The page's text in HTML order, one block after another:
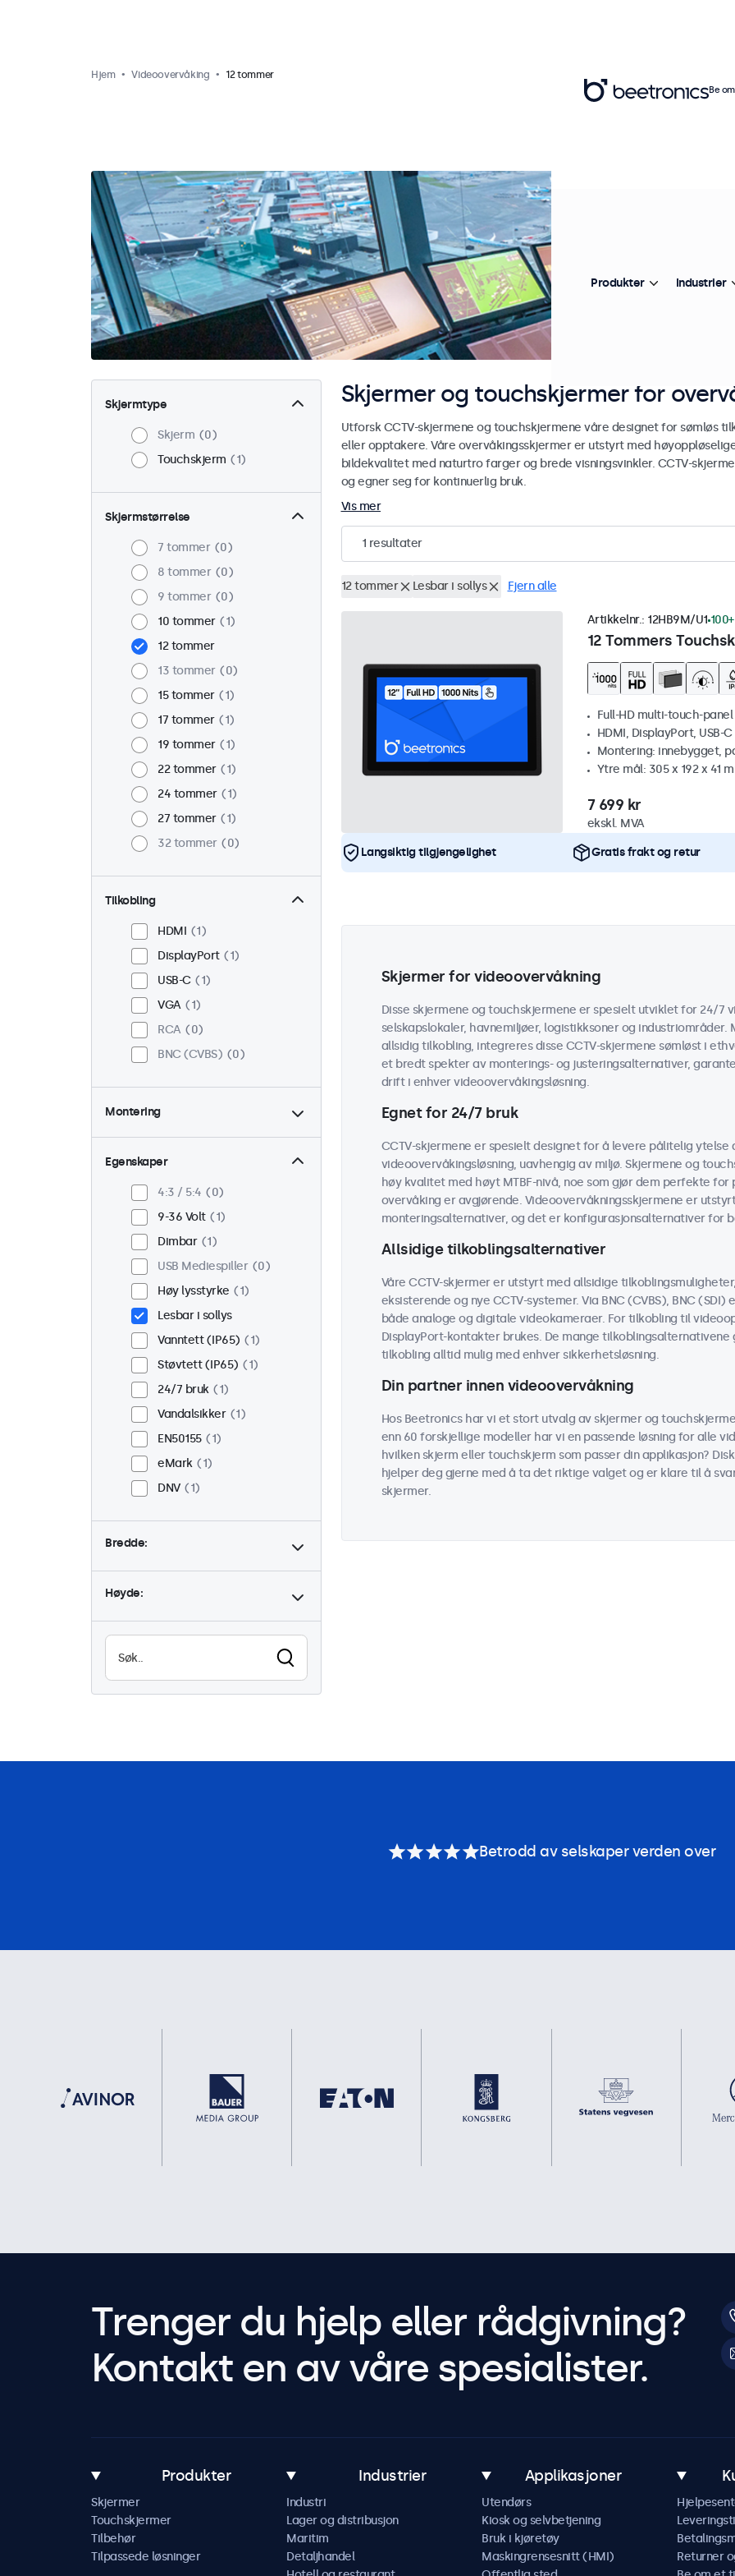
Hjem Videoovervåking 12 tommer
Skjermtype
Skjerm
0
Touchskjerm
1
Skjermstørrelse
7 tommer
0
8 tommer
0
9 tommer
0
10 tommer
1
12 tommer
13 tommer
0
15 tommer
1
17 tommer
1
19 tommer
1
22 tommer
1
24 tommer
1
27 tommer
1
32 tommer
0
Tilkobling
HDMI
1
DisplayPort
1
USB-C
1
VGA
1
RCA
0
BNC (CVBS)
0
Montering
Bord
0
Vegg
Panel montert
Innebygd
1
Rackmontering (19")
VESA 75 x 75
1
VESA 100 x 100
0
Egenskaper
4:3 / 5:4
0
9-36 Volt
1
Dimbar
1
USB Mediespiller
0
Høy lysstyrke
1
Lesbar i sollys
Vanntett (IP65)
1
Støvtett (IP65)
1
24/7 bruk
1
Vandalsikker
1
EN50155
1
eMark
1
DNV
1
Bredde:
Høyde:
Skjermer og touchskjermer for
Utforsk CCTV-skjermene og touchskjermene våre designet for sømløs
eller opptakere. Våre overvåkingsskjermer er utstyrt med
bildekvalitet med naturtro farger og brede visningsvinkler. CCTV-
og egner seg for kontinuerlig bruk.
Vis mer
1 resultater
12 tommer Lesbar i sollys Fjern alle
12 Tommers
Artikkelnr.: 12HB9M/U1
Full-HD multi-touch-
HDMI, DisplayPort, USB-
Montering: innebygget,
Ytre mål: 305 x 192 x 41
7 699 kr
ekskl. MVA
Langsiktig tilgjengelighet Gratis frakt og retur
Skjermer for videoovervåkning
Disse skjermene og touchskjermene er spesielt utviklet for 24/7
selskapslokaler, havnemiljøer, logistikksoner og
allsidig tilkobling, integreres disse CCTV-skjermene sømløst i
et bredt spekter av monterings- og justeringsalternativer,
drift i enhver videoovervåkingsløsning.
Egnet for 24/7 bruk
CCTV-skjermene er spesielt designet for å levere pålitelig ytelse
videoovervåkingsløsning, uavhengig av miljø. Skjermene og
høy kvalitet med høyt MTBF-nivå, noe som gjør dem perfekte
overvåking er avgjørende. Videoovervåkningsskjermene er
monteringsalternativer, og det er konfigurasjonsalternativer for
Allsidige tilkoblingsalternativer
Våre CCTV-skjermer er utstyrt med allsidige
eksisterende og nye CCTV-systemer. Via BNC (CVBS), BNC
både analoge og digitale videokameraer. For tilkobling til
DisplayPort-kontakter brukes. De mange
tilkobling alltid mulig med enhver sikkerhetsløsning.
Din partner innen videoovervåkning
Hos Beetronics har vi et stort utvalg av skjermer og
enn 60 forskjellige modeller har vi en passende løsning for alle
hvilken skjerm eller touchskjerm som passer din applikasjon?
hjelper deg gjerne med å ta det riktige valget og er klare til å
skjermer.
Be
Produkter Industrier
Betrodd av selskaper verden over
Trenger du hjelp eller rådgivning?
Kontakt en av våre spesialister.
Produkter
Skjermer
Touchskjermer
Tilbehør
Tilpassede løsninger
Industrier
Industri
Lager og distribusjon
Maritim
Detaljhandel
Applikasjoner
Utendørs
Kiosk og selvbetjening
Bruk i kjøretøy
Maskingrensesnitt (HMI)
Returner